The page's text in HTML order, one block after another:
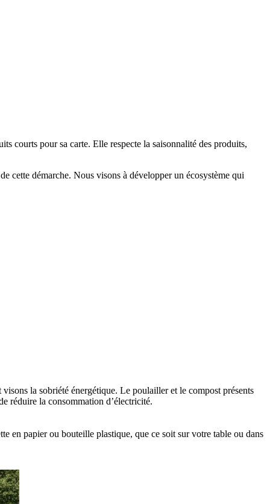
courts pour sa carte. Elle respecte la saisonnalité des produits,
cette démarche. Nous visons à développer un écosystème qui
la sobriété énergétique. Le poulailler et le compost présents
réduire la consommation d’électricité.
en papier ou bouteille plastique, que ce soit sur votre table ou dans